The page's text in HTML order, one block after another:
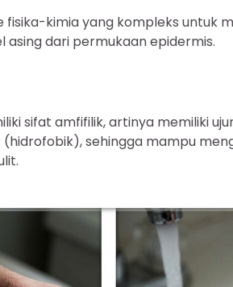
fisika-kimia yang kompleks untuk
dari permukaan epidermis.
sifat amfifilik, artinya memiliki
sehingga mampu